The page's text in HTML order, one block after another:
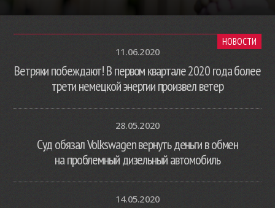
НОВОСТИ
11.06.2020
Ветряки побеждают! В первом квартале 2020 года более
трети немецкой энергии произвел ветер
28.05.2020
Суд обязал Volkswagen вернуть деньги в обмен
на проблемный дизельный автомобиль
14.05.2020